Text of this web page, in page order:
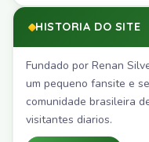
HISTORIA DO SITE
Fundado por Renan
um pequeno fansite e
comunidade brasileira
visitantes diarios.